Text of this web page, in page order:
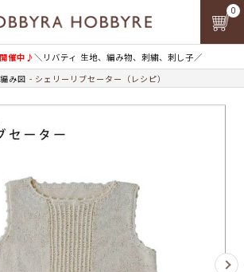
催中♪＼リバティ 生地、編み物、刺繍、刺し子／
0
編み図 シェリーリブセーター（レシピ）